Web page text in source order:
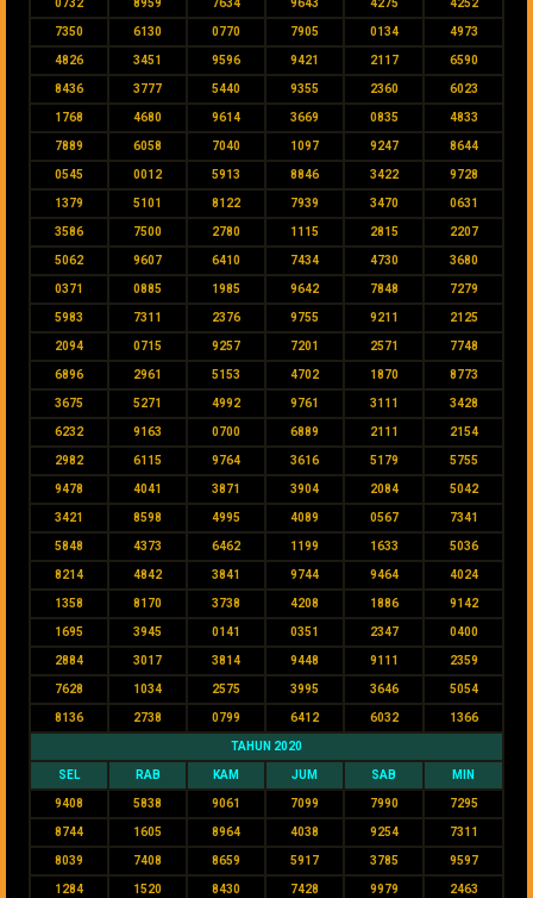
0732 8959 7634 9643 4275 4252
7350 6130 0770 7905 0134 4973
4826 3451 9596 9421 2117 6590
8436 3777 5440 9355 2360 6023
1768 4680 9614 3669 0835 4833
7889 6058 7040 1097 9247 8644
0545 0012 5913 8846 3422 9728
1379 5101 8122 7939 3470 0631
3586 7500 2780 1115 2815 2207
5062 9607 6410 7434 4730 3680
0371 0885 1985 9642 7848 7279
5983 7311 2376 9755 9211 2125
2094 0715 9257 7201 2571 7748
6896 2961 5153 4702 1870 8773
3675 5271 4992 9761 3111 3428
6232 9163 0700 6889 2111 2154
2982 6115 9764 3616 5179 5755
9478 4041 3871 3904 2084 5042
3421 8598 4995 4089 0567 7341
5848 4373 6462 1199 1633 5036
8214 4842 3841 9744 9464 4024
1358 8170 3738 4208 1886 9142
1695 3945 0141 0351 2347 0400
2884 3017 3814 9448 9111 2359
7628 1034 2575 3995 3646 5054
8136 2738 0799 6412 6032 1366
TAHUN 2020
SEL RAB KAM JUM SAB MIN
9408 5838 9061 7099 7990 7295
8744 1605 8964 4038 9254 7311
8039 7408 8659 5917 3785 9597
1284 1520 8430 7428 9979 2463